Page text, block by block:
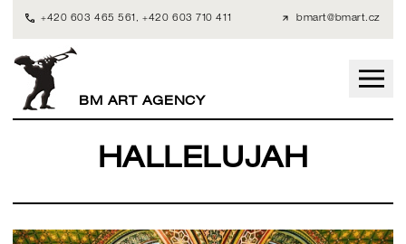
+420 603 465 561 , +420 603 710 411 bmart@bmart.cz
BM ART AGENCY
HALLELUJAH